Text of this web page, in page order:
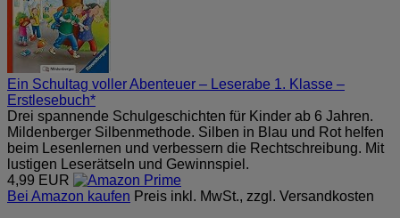
Ein Schultag voller Abenteuer – Leserabe 1. Klasse –
Erstlesebuch*
Drei spannende Schulgeschichten für Kinder ab 6 Jahren.
Mildenberger Silbenmethode. Silben in Blau und Rot helfen
beim Lesenlernen und verbessern die Rechtschreibung. Mit
lustigen Leserätseln und Gewinnspiel.
4,99 EUR
Bei Amazon kaufen Preis inkl. MwSt., zzgl. Versandkosten